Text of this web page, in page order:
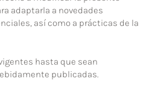
adaptarla a novedades
así como a prácticas de la
hasta que sean
publicadas.